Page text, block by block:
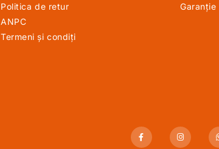
Politica de retur
ANPC
Termeni și condiți
Garanție